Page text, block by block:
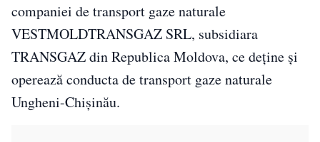
companiei de transport gaze naturale
VESTMOLDTRANSGAZ SRL, subsidiara
TRANSGAZ din Republica Moldova, ce deține și
operează conducta de transport gaze naturale
Ungheni-Chișinău.